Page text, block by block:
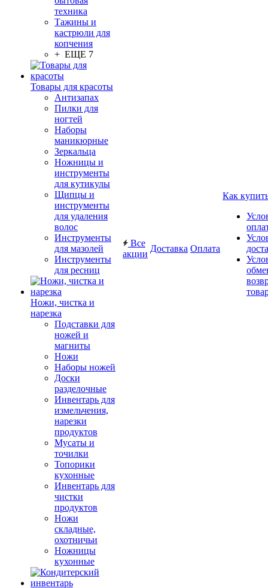
техника
Тажины и
кастрюли для
копчения
+ ЕЩЕ 7
Товары для красоты
Антизапах
Пилки для
ногтей
Наборы
маникюрные
Зеркальца
Ножницы и
инструменты
для кутикулы
Щипцы и
инструменты
для удаления
волос
Инструменты
для мазолей
Инструменты
для ресниц
Ножи, чистка и
нарезка
Подставки для
ножей и
магниты
Ножи
Наборы ножей
Доски
разделочные
Инвентарь для
измельчения,
нарезки
продуктов
Мусаты и
точилки
Топорики
кухонные
Инвентарь для
чистки
продуктов
Ножи
складные,
охотничьи
Ножницы
кухонные
Все
акции
Доставка Оплата
Как